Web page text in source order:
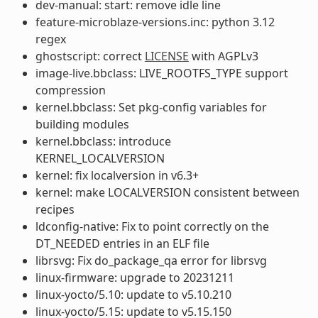
dev-manual: start: remove idle line
feature-microblaze-versions.inc: python 3.12
regex
ghostscript: correct LICENSE with AGPLv3
image-live.bbclass: LIVE_ROOTFS_TYPE support
compression
kernel.bbclass: Set pkg-config variables for
building modules
kernel.bbclass: introduce
KERNEL_LOCALVERSION
kernel: fix localversion in v6.3+
kernel: make LOCALVERSION consistent between
recipes
ldconfig-native: Fix to point correctly on the
DT_NEEDED entries in an ELF file
librsvg: Fix do_package_qa error for librsvg
linux-firmware: upgrade to 20231211
linux-yocto/5.10: update to v5.10.210
linux-yocto/5.15: update to v5.15.150